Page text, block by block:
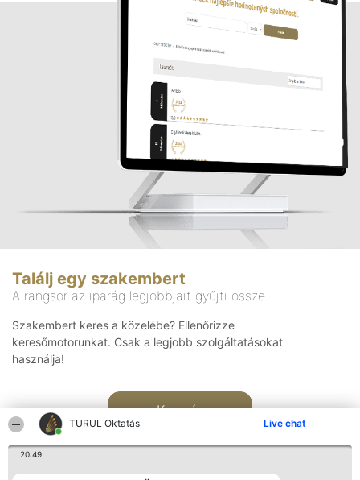
TURUL Oktatás Live chat
20:49
Találj egy szakembert
A rangsor az iparág legjobbjait gyűjti össze
Szakembert keres a közelébe? Ellenőrizze
keresőmotorunkat. Csak a legjobb szolgáltatásokat
használja!
Keresés